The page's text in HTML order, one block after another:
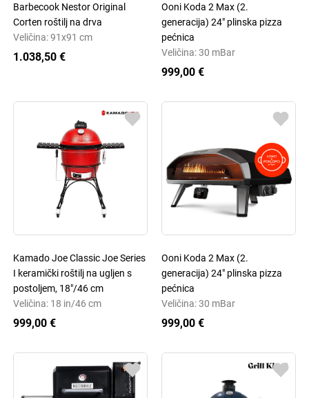
Barbecook Nestor Original
Corten roštilj na drva
Veličina: 91x91 cm
1.038,50 €
Ooni Koda 2 Max (2.
generacija) 24" plinska pizza
pećnica
Veličina: 30 mBar
999,00 €
Kamado Joe Classic Joe Series
I keramički roštilj na ugljen s
postoljem, 18"/46 cm
Veličina: 18 in/46 cm
999,00 €
Ooni Koda 2 Max (2.
generacija) 24" plinska pizza
pećnica
Veličina: 30 mBar
999,00 €